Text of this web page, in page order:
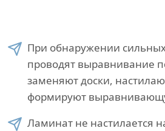
При обнаружении
проводят выравнивание
заменяют доски,
формируют
Ламинат не настилается